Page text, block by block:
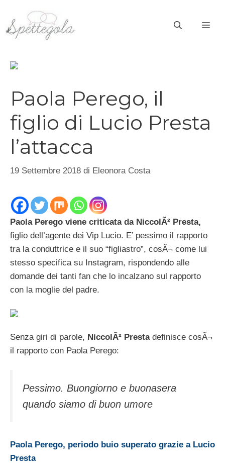
contenuto
Paola Perego, il
figlio di Lucio Presta
l’attacca
19 Settembre 2018 di Eleonora Costa
Paola Perego viene criticata da NiccolÃ² Presta,
figlio dell’agente dei Vip Lucio. E’ pessimo il rapporto
tra la conduttrice e il suo “figliastro”, cosÃ¬ come lui
stesso specifica su Instagram, rispondendo alle
domande dei tanti fan che lo incalzano sul rapporto
con la moglie del padre.
Senza giri di parole, NiccolÃ² Prestadefinisce cosÃ¬
il rapporto con Paola Perego:
Pessimo. Buongiorno e buonasera
quando siamo di buon umore
Paola Perego, periodo buio superato grazie a Lucio
Presta